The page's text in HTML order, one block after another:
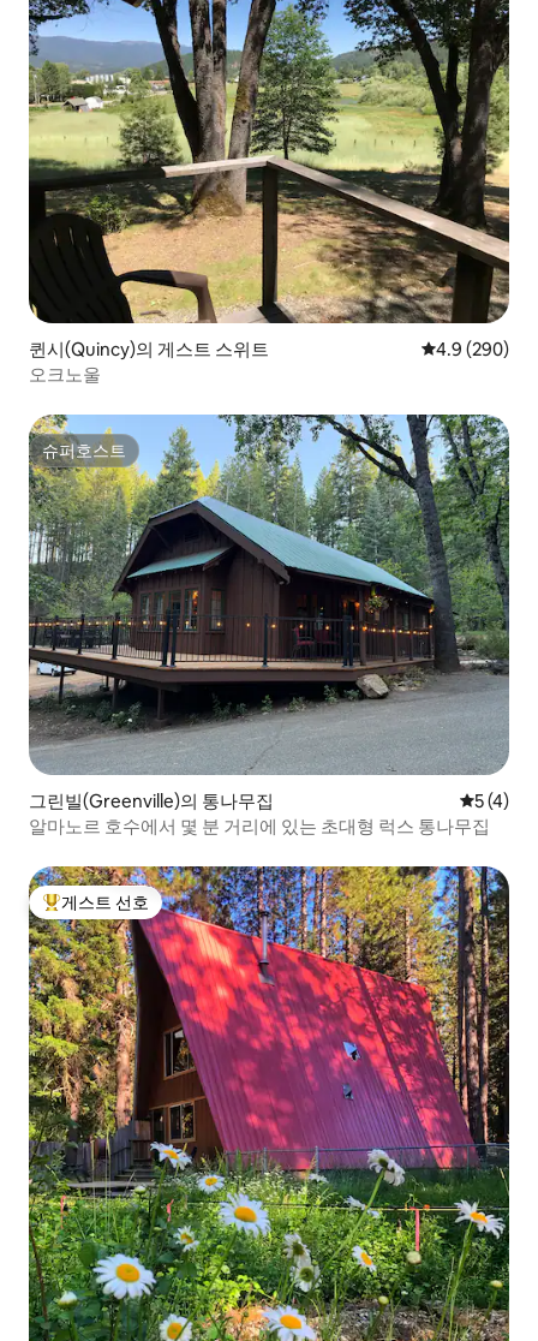
퀸시(Quincy)의 게스트 스위트 평점 4.9점(5
4.9 (290)
오크노울
슈퍼호스트
슈퍼호스트
그린빌(Greenville)의 통나무집 평점 5점
5 (4)
알마노르 호수에서 몇 분 거리에 있는 초대형 럭스 통나무집
상위 게스트 선호
게스트 선호